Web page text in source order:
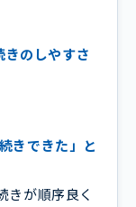
のしやすさ
きできた」と
きが順序良く